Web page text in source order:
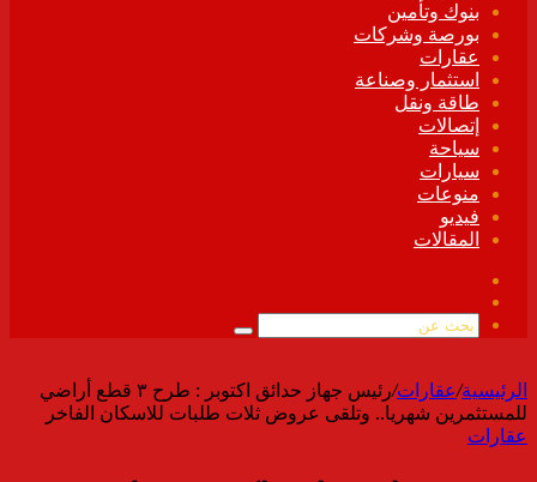
بنوك وتأمين
بورصة وشركات
عقارات
استثمار وصناعة
طاقة ونقل
إتصالات
سياحة
سيارات
منوعات
فيديو
المقالات
الموقع
بحث
الرئيسية/عقارات/
رئيس جهاز حدائق اكتوبر : طرح ٣ قطع أراضي
للمستثمرين شهريا.. وتلقى عروض ثلات طلبات للاسكان الفاخر
عقارات